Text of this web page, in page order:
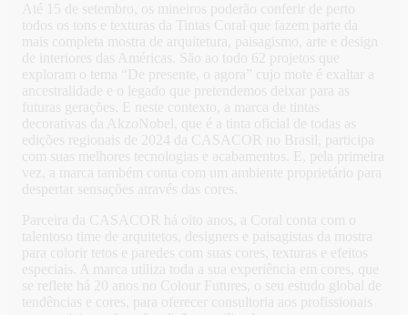
Até 15 de setembro, os mineiros poderão conferir de perto
todos os tons e texturas da Tintas Coral que fazem parte da
mais completa mostra de arquitetura, paisagismo, arte e design
de interiores das Américas. São ao todo 62 projetos que
exploram o tema “De presente, o agora” cujo mote é exaltar a
ancestralidade e o legado que pretendemos deixar para as
futuras gerações. E neste contexto, a marca de tintas
decorativas da AkzoNobel, que é a tinta oficial de todas as
edições regionais de 2024 da CASACOR no Brasil, participa
com suas melhores tecnologias e acabamentos. E, pela primeira
vez, a marca também conta com um ambiente proprietário para
despertar sensações através das cores.
Parceira da CASACOR há oito anos, a Coral conta com o
talentoso time de arquitetos, designers e paisagistas da mostra
para colorir tetos e paredes com suas cores, texturas e efeitos
especiais. A marca utiliza toda a sua experiência em cores, que
se reflete há 20 anos no Colour Futures, o seu estudo global de
tendências e cores, para oferecer consultoria aos profissionais